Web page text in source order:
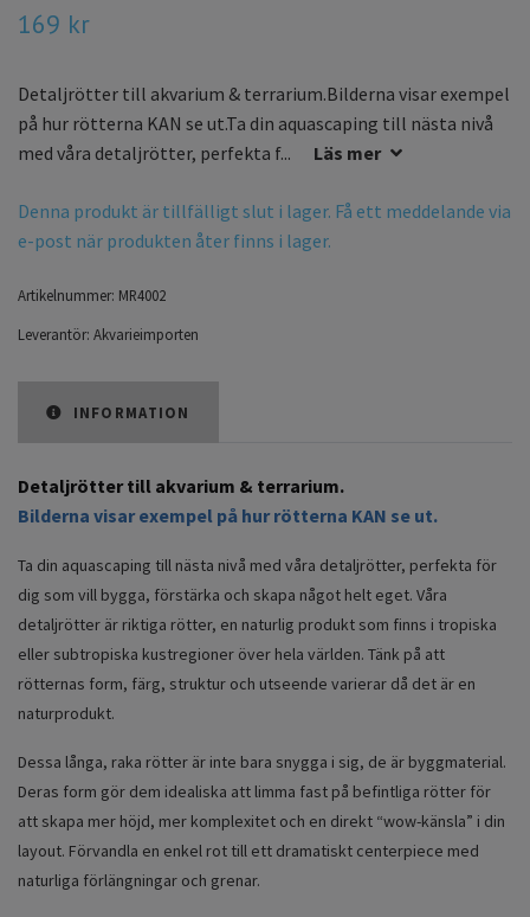
169 kr
Detaljrötter till akvarium & terrarium.Bilderna visar exempel
på hur rötterna KAN se ut.Ta din aquascaping till nästa nivå
med våra detaljrötter, perfekta f...
Läs mer
Denna produkt är tillfälligt slut i lager. Få ett meddelande via
e-post när produkten åter finns i lager.
Artikelnummer: MR4002
Leverantör: Akvarieimporten
INFORMATION
Detaljrötter till akvarium & terrarium.
Bilderna visar exempel på hur rötterna KAN se ut.
Ta din aquascaping till nästa nivå med våra detaljrötter, perfekta för
dig som vill bygga, förstärka och skapa något helt eget. Våra
detaljrötter är riktiga rötter, en naturlig produkt som finns i tropiska
eller subtropiska kustregioner över hela världen. Tänk på att
rötternas form, färg, struktur och utseende varierar då det är en
naturprodukt.
Dessa långa, raka rötter är inte bara snygga i sig, de är byggmaterial.
Deras form gör dem idealiska att limma fast på befintliga rötter för
att skapa mer höjd, mer komplexitet och en direkt “wow-känsla” i din
layout. Förvandla en enkel rot till ett dramatiskt centerpiece med
naturliga förlängningar och grenar.